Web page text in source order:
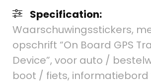
Specification:
Waarschuwingsstickers,
opschrift “On Board GPS
Device”, voor auto /
boot / fiets, informatiebord